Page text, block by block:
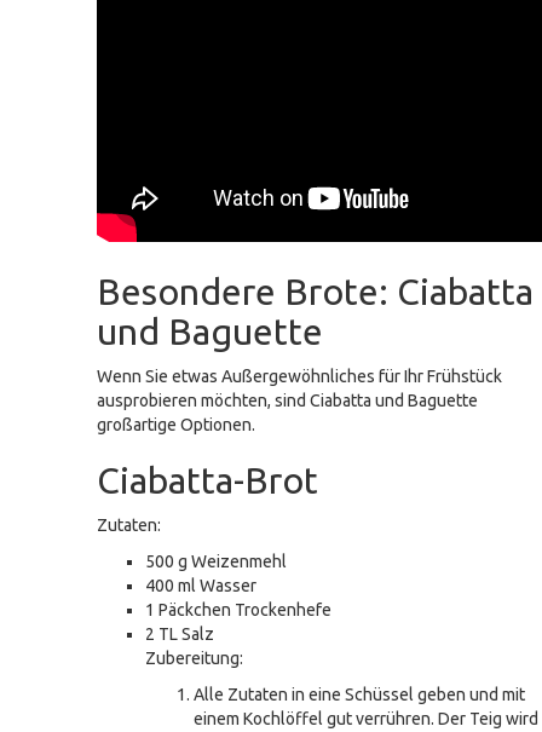
Besondere Brote: Ciabatta
und Baguette
Wenn Sie etwas Außergewöhnliches für Ihr Frühstück
ausprobieren möchten, sind Ciabatta und Baguette
großartige Optionen.
Ciabatta-Brot
Zutaten:
500 g Weizenmehl
400 ml Wasser
1 Päckchen Trockenhefe
2 TL Salz
Zubereitung:
Alle Zutaten in eine Schüssel geben und mit
einem Kochlöffel gut verrühren. Der Teig wird